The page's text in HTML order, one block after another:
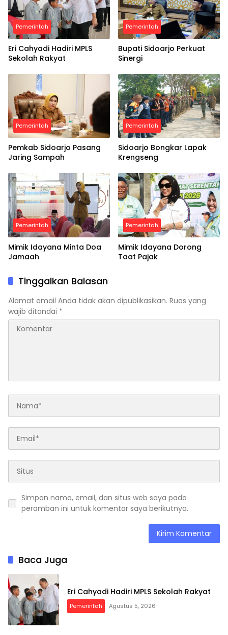
Pemerintah
Eri Cahyadi Hadiri MPLS
Sekolah Rakyat
Pemerintah
Bupati Sidoarjo Perkuat
Sinergi
Pemerintah
Pemkab Sidoarjo Pasang
Jaring Sampah
Pemerintah
Sidoarjo Bongkar Lapak
Krengseng
Pemerintah
Mimik Idayana Minta Doa
Jamaah
Pemerintah
Mimik Idayana Dorong
Taat Pajak
Tinggalkan Balasan
Alamat email Anda tidak akan dipublikasikan. Ruas yang
wajib ditandai *
Simpan nama, email, dan situs web saya pada
peramban ini untuk komentar saya berikutnya.
Baca Juga
Eri Cahyadi Hadiri MPLS Sekolah Rakyat
Pemerintah Agustus 5, 2026